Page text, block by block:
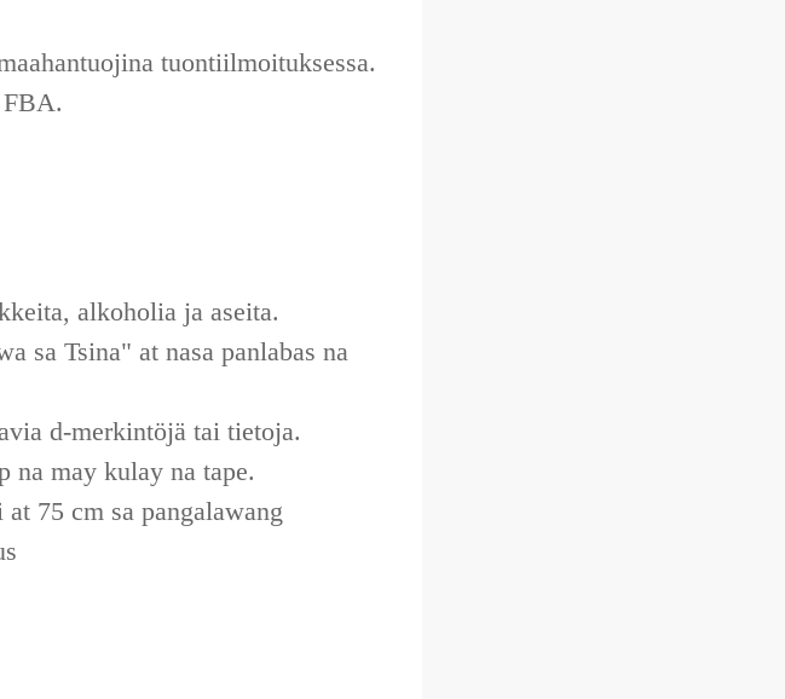
tuontiilmoituksessa.
FBA.
alkoholia ja aseita.
sa Tsina" at nasa panlabas na
d-merkintöjä tai tietoja.
na may kulay na tape.
75 cm sa pangalawang